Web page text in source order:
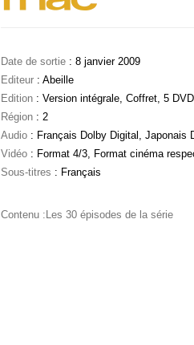
Date de sortie : 8 janvier 2009
Editeur : Abeille
Edition : Version intégrale, Coffret, 5
Région : 2
Audio : Français Dolby Digital, Japonais
Vidéo : Format 4/3, Format cinéma
Sous-titres : Français
Contenu :Les 30 épisodes de la série